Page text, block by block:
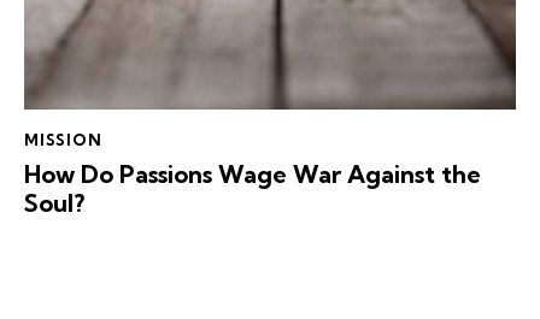
MISSION
How Do Passions Wage War Against the
Soul?